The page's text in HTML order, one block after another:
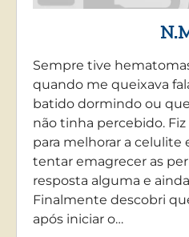
Sempre tive
quando me queixava
batido dormindo ou
não tinha percebido.
para melhorar a celulite
tentar emagrecer as
resposta alguma e
Finalmente descobri
após iniciar o…